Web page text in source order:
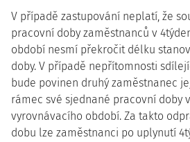
V případě zastupování neplatí, že
pracovní doby zaměstnanců v
období nesmí překročit délku
doby. V případě nepřítomnosti
bude povinen druhý zaměstnanec
rámec své sjednané pracovní doby
vyrovnávacího období. Za takto
dobu lze zaměstnanci po uplynutí